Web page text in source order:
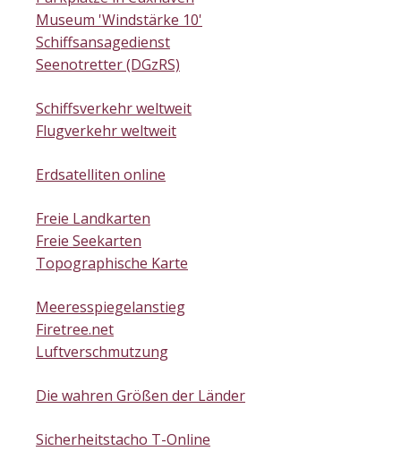
Museum 'Windstärke 10'
Schiffsansagedienst
Seenotretter (DGzRS)
Schiffsverkehr weltweit
Flugverkehr weltweit
Erdsatelliten online
Freie Landkarten
Freie Seekarten
Topographische Karte
Meeresspiegelanstieg
Firetree.net
Luftverschmutzung
Die wahren Größen der Länder
Sicherheitstacho T-Online